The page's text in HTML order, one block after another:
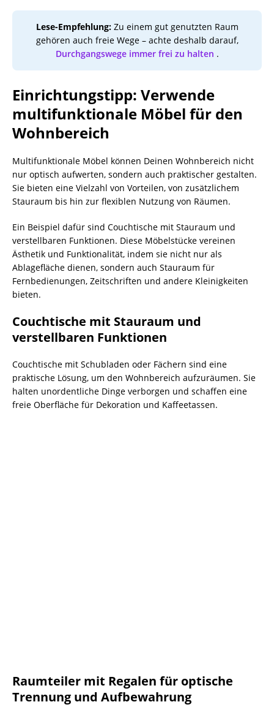
Lese-Empfehlung:Zu einem gut genutzten Raum
gehören auch freie Wege – achte deshalb darauf,
Durchgangswege immer frei zu halten .
Einrichtungstipp: Verwende
multifunktionale Möbel für den
Wohnbereich
Multifunktionale Möbel können Deinen Wohnbereich nicht
nur optisch aufwerten, sondern auch praktischer gestalten.
Sie bieten eine Vielzahl von Vorteilen, von zusätzlichem
Stauraum bis hin zur flexiblen Nutzung von Räumen.
Ein Beispiel dafür sind Couchtische mit Stauraum und
verstellbaren Funktionen. Diese Möbelstücke vereinen
Ästhetik und Funktionalität, indem sie nicht nur als
Ablagefläche dienen, sondern auch Stauraum für
Fernbedienungen, Zeitschriften und andere Kleinigkeiten
bieten.
Couchtische mit Stauraum und
verstellbaren Funktionen
Couchtische mit Schubladen oder Fächern sind eine
praktische Lösung, um den Wohnbereich aufzuräumen. Sie
halten unordentliche Dinge verborgen und schaffen eine
freie Oberfläche für Dekoration und Kaffeetassen.
Raumteiler mit Regalen für optische
Trennung und Aufbewahrung